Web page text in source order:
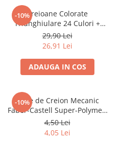
Dosare Plastic
Folii de protecție
Penare cu doua compartimente
Penare cu trei compartimente
Penare echipate
Penare neechipate
Pictură și desen
-10%Creioane Colorate
Triunghiulare 24 Culori +
Ascuțitoare Eco Faber-Castell
29,90 Lei
26,91 Lei
ADAUGA IN COS
-10%
Mine de Creion Mecanic
Faber-Castell Super-Polymer,
0,7 mm, HB/B, 12 Bucăți
4,50 Lei
4,05 Lei